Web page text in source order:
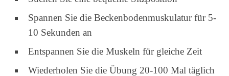
Spannen Sie die Beckenbodenmuskulatur für 5-
10 Sekunden an
Entspannen Sie die Muskeln für gleiche Zeit
Wiederholen Sie die Übung 20-100 Mal täglich